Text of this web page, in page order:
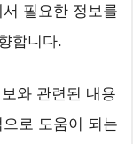
필요한 정보를
합니다.
와 관련된 내용
로 도움이 되는